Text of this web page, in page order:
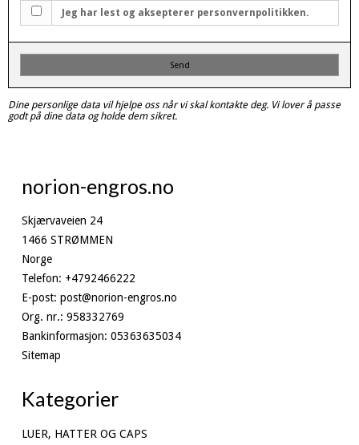
Jeg har lest og aksepterer personvernpolitikken.
Send
Dine personlige data vil hjelpe oss når vi skal kontakte deg. Vi lover å passe
godt på dine data og holde dem sikret.
norion-engros.no
Skjærvaveien 24
1466 STRØMMEN
Norge
Telefon: +4792466222
E-post: post@norion-engros.no
Org. nr.: 958332769
Bankinformasjon: 05363635034
Sitemap
Kategorier
LUER, HATTER OG CAPS